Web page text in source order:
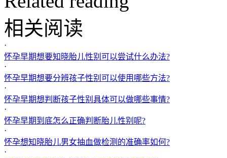
相关阅读
·
怀孕早期想要知晓胎儿性别可以尝试什么办法?
·
怀孕早期想要分辨孩子性别可以使用哪些方法?
·
怀孕早期想判断孩子性别具体可以做哪些事情?
·
怀孕早期到底怎么正确判断胎儿性别呢?
·
怀孕想知晓胎儿男女抽血做检测的准确率如何?
·